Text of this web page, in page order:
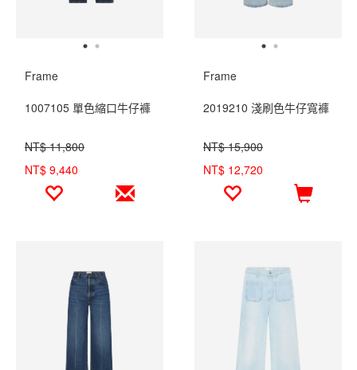
Frame
1007105 單色縮口牛仔褲
NT$ 11,800
NT$ 9,440
Frame
2019210 淺刷色牛仔寬褲
NT$ 15,900
NT$ 12,720